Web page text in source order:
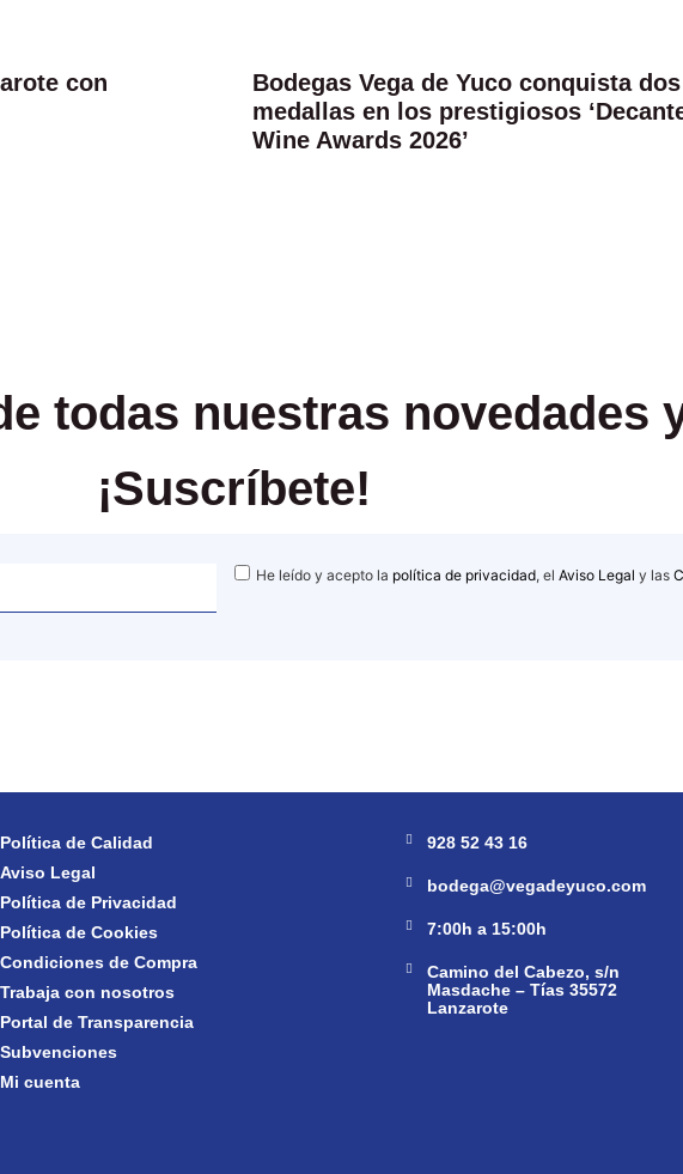
con
Bodegas Vega de Yuco conquista
medallas en los prestigiosos
Wine Awards 2026’
todas nuestras novedades
¡Suscríbete!
He leído y acepto la política de privacidad, el Aviso Legal y las
Política de Calidad
Aviso Legal
Política de Privacidad
Política de Cookies
Condiciones de Compra
Trabaja con nosotros
Portal de Transparencia
Subvenciones
Mi cuenta
928 52 43 16
bodega@vegadeyuco.com
7:00h a 15:00h
Camino del Cabezo, s/n
Masdache – Tías 35572
Lanzarote